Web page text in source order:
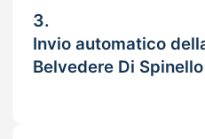
3.
Invio automatico
Belvedere Di Spinello